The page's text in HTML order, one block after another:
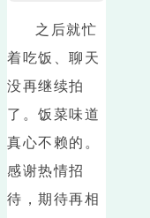
之后就忙
着吃饭、聊天
没再继续拍
了。饭菜味道
真心不赖的。
感谢热情招
待，期待再相